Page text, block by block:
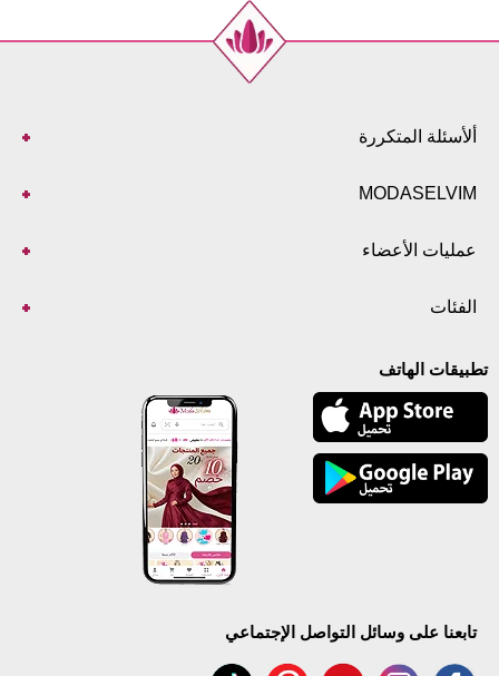
ألأسئلة المتكررة
MODASELVIM
عمليات الأعضاء
الفئات
تطبيقات الهاتف
تابعنا على وسائل التواصل الإجتماعي